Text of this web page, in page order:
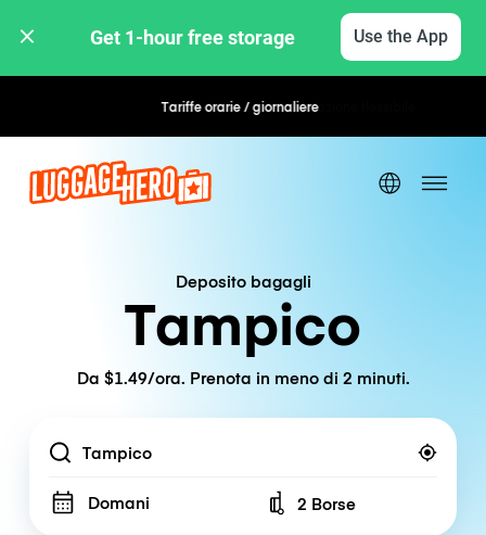
Get 1-hour free storage Use the App
Tariffe orarie / giornaliere Prenotazione flessibile
Deposito bagagli
Tampico
Da $1.49/ora. Prenota in meno di 2 minuti.
Location
Domani Number of bags
2 Borse